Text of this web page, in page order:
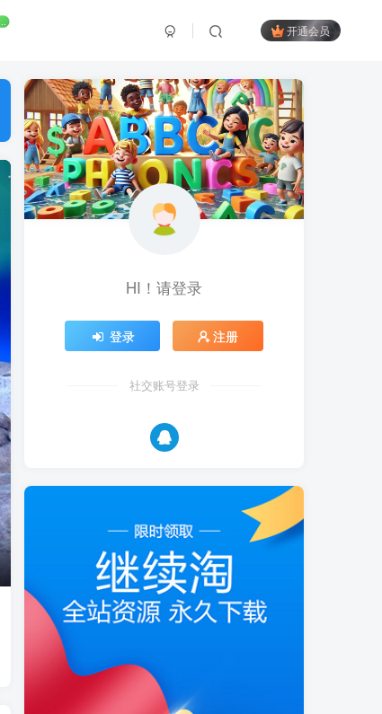
开通会员
HI！请登录
登录 注册
社交账号登录